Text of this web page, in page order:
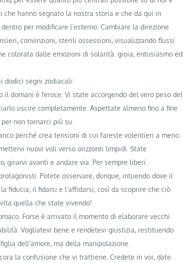
hanno segnato la nostra storia e che da qui in
per modificare l’esterno. Cambiare la direzione
convinzioni, sterili ossessioni, visualizzando flussi
colorata dalle emozioni di solarità. gioia, entusiasmo ed
dodici segni zodiacali:
domani è feroce. Vi state accorgendo del vero peso del
uscire completamente. Aspettate almeno fino a fine
non tornarci più su.
perché crea tensioni di cui fareste volentieri a meno.
nuovi voli verso orizzonti limpidi. State
girarvi avanti e andare via. Per sempre liberi.
Potete osservare, dunque, intuendo dove il
fiducia, il fidarsi e l’affidarsi, così da scoprire che ciò
quella che state vivendo!
Forse è arrivato il momento di elaborare vecchi
Vogliatevi bene e rendetevi giustizia, restituendo
dell’amore, ma della manipolazione.
la confusione che vi trattiene. Credete in voi, date